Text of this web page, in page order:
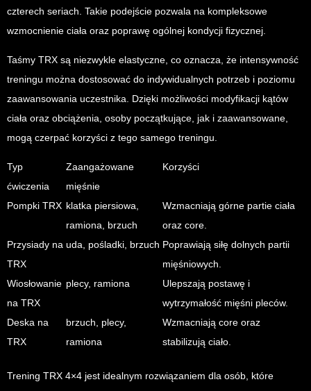
czterech seriach. Takie podejście pozwala na kompleksowe
wzmocnienie ciała oraz poprawę ogólnej kondycji fizycznej.
Taśmy TRX są niezwykle elastyczne, co oznacza, że intensywność
treningu można dostosować do indywidualnych potrzeb i poziomu
zaawansowania uczestnika. Dzięki możliwości modyfikacji kątów
ciała oraz obciążenia, osoby początkujące, jak i zaawansowane,
mogą czerpać korzyści z tego samego treningu.
Typ
ćwiczenia
Zaangażowane
mięśnie
Korzyści
Pompki TRX klatka piersiowa,
ramiona, brzuch
Wzmacniają górne partie ciała
oraz core.
Przysiady na
TRX
uda, pośladki, brzuch Poprawiają siłę dolnych partii
mięśniowych.
Wiosłowanie
na TRX
plecy, ramiona
Ulepszają postawę i
wytrzymałość mięśni pleców.
Deska na
TRX
brzuch, plecy,
ramiona
Wzmacniają core oraz
stabilizują ciało.
Trening TRX 4×4 jest idealnym rozwiązaniem dla osób, które